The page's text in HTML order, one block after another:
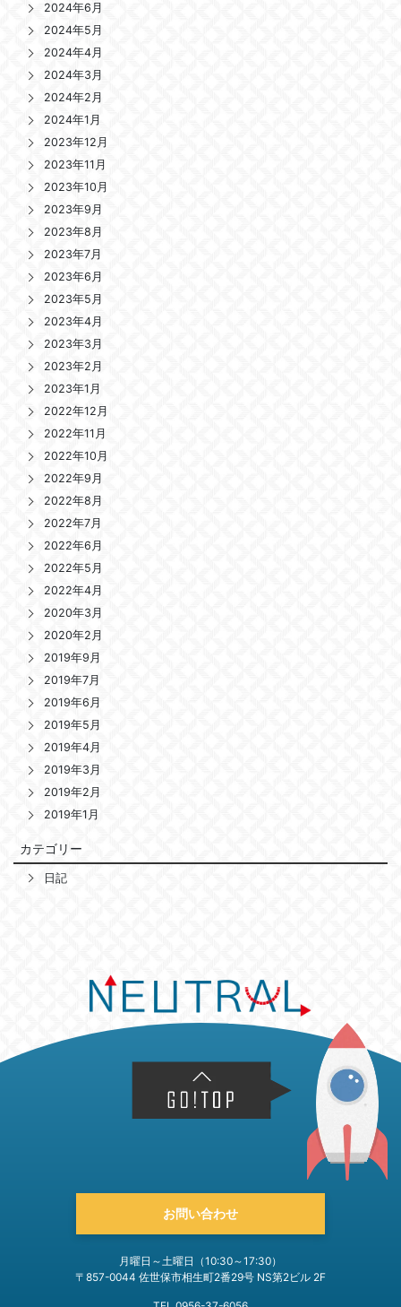
2024年6月
2024年5月
2024年4月
2024年3月
2024年2月
2024年1月
2023年12月
2023年11月
2023年10月
2023年9月
2023年8月
2023年7月
2023年6月
2023年5月
2023年4月
2023年3月
2023年2月
2023年1月
2022年12月
2022年11月
2022年10月
2022年9月
2022年8月
2022年7月
2022年6月
2022年5月
2022年4月
2020年3月
2020年2月
2019年9月
2019年7月
2019年6月
2019年5月
2019年4月
2019年3月
2019年2月
2019年1月
カテゴリー
日記
お問い合わせ
月曜日～土曜日（10:30～17:30）
〒857-0044 佐世保市相生町2番29号 NS第2ビル 2F